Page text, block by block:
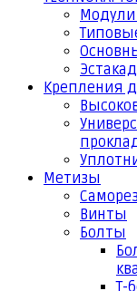
Модули
Крепления
Метизы
Винты
Болты
Т-